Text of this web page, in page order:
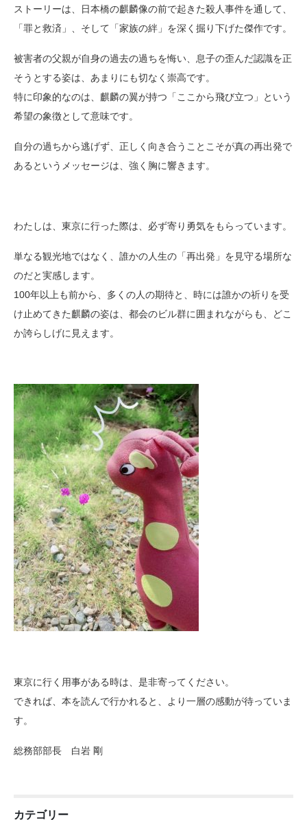
ストーリーは、日本橋の麒麟像の前で起きた殺人事件を通して、
「罪と救済」、そして「家族の絆」を深く掘り下げた傑作です。
被害者の父親が自身の過去の過ちを悔い、息子の歪んだ認識を正
そうとする姿は、あまりにも切なく崇高です。
特に印象的なのは、麒麟の翼が持つ「ここから飛び立つ」という
希望の象徴として意味です。
自分の過ちから逃げず、正しく向き合うことこそが真の再出発で
あるというメッセージは、強く胸に響きます。
わたしは、東京に行った際は、必ず寄り勇気をもらっています。
単なる観光地ではなく、誰かの人生の「再出発」を見守る場所な
のだと実感します。
100年以上も前から、多くの人の期待と、時には誰かの祈りを受
け止めてきた麒麟の姿は、都会のビル群に囲まれながらも、どこ
か誇らしげに見えます。
東京に行く用事がある時は、是非寄ってください。
できれば、本を読んで行かれると、より一層の感動が待っていま
す。
総務部部長 白岩 剛
カテゴリー